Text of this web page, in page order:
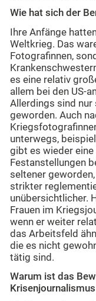
Wie hat sich der
Ihre Anfänge
Weltkrieg. Das
Fotografinnen,
es eine relativ
allem bei den US-
Allerdings sind nur
geworden. Auch
unterwegs,
gibt es wieder
Festanstellungen
seltener
strikter
unübersichtlicher.
Frauen im
wenn er weiter
das Arbeitsfeld
die es nicht
tätig sind.
Warum ist das